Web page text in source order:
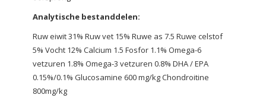
Analytische bestanddelen:
Ruw eiwit 31% Ruw vet 15% Ruwe as 7.5 Ruwe celstof
5% Vocht 12% Calcium 1.5 Fosfor 1.1% Omega-6
vetzuren 1.8% Omega-3 vetzuren 0.8% DHA / EPA
0.15%/0.1% Glucosamine 600 mg/kg Chondroitine
800mg/kg